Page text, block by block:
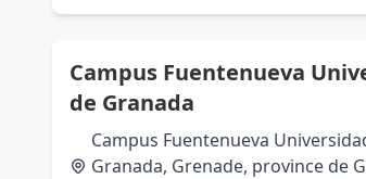
Campus Fuentenueva
de Granada
Campus Fuentenueva
Granada, Grenade, province de